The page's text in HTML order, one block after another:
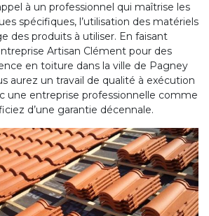
à un professionnel qui maîtrise les
spécifiques, l’utilisation des matériels
des produits à utiliser. En faisant
Artisan Clément pour des
en toiture dans la ville de Pagney
aurez un travail de qualité à exécution
une entreprise professionnelle comme
d’une garantie décennale.